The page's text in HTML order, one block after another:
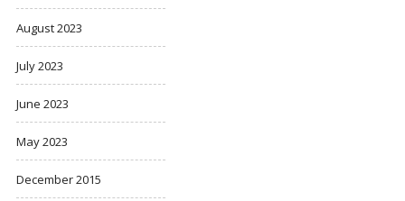
August 2023
July 2023
June 2023
May 2023
December 2015